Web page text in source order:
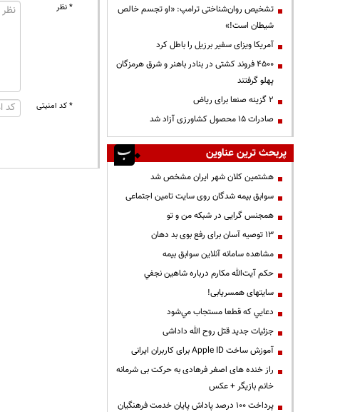
* نظر
* کد امنیتی
تشخیص روان‌شناختی ترامپ: «او تجسم خالص
شیطان است!»
آمریکا ویزای سفیر برزیل را باطل کرد
۴۵۰۰ فروند کشتی در بنادر باهنر و شرق هرمزگان
پهلو گرفتند
۲ گزینه صنعا برای ریاض
صادرات ۱۵ محصول کشاورزی آزاد شد
پربحث ترین عناوین
هشتمین کلان شهر ایران مشخص شد
سوابق بیمه شدگان روی سایت تامین اجتماعی
همجنس گرایی در شبکه من و تو
13 توصیه آسان برای رفع بوی بد دهان
مشاهده سامانه آنلاين سوابق بیمه
حكم آيت‌الله مكارم درباره شاهين نجفي
سایتهای همسریابی!
دعايي كه قطعا مستجاب مي‌شود
جزئیات جدید قتل روح الله داداشی
آموزش ساخت Apple ID برای کاربران ایرانی
راز خنده های اصغر فرهادی به حرکت بی شرمانه
خانم بازیگر + عکس
پرداخت ۱۰۰ درصد پاداش پایان خدمت فرهنگیان